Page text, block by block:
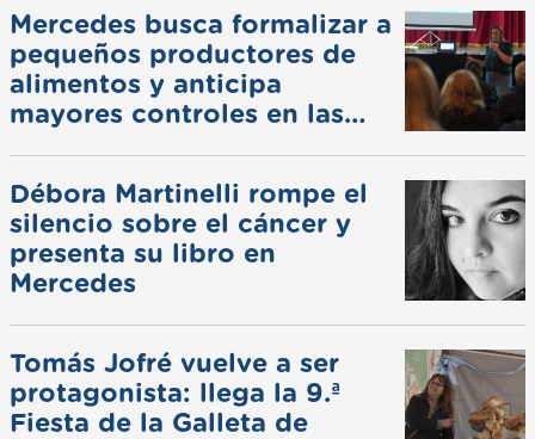
Mercedes busca formalizar a
pequeños productores de
alimentos y anticipa
mayores controles en las
Débora Martinelli rompe el
silencio sobre el cáncer y
presenta su libro en
Mercedes
Tomás Jofré vuelve a ser
protagonista: llega la 9.ª
Fiesta de la Galleta de